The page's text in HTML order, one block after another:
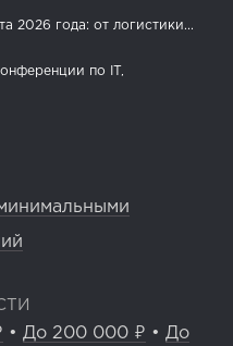
2026 года: от логистики...
по IT,
• До 200 000 ₽ • До